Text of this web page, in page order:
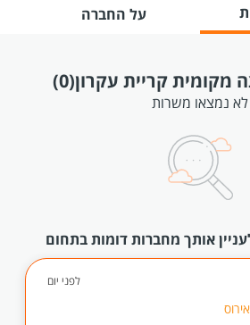
על החברה
מקומית קריית עקרון(0)
לא נמצאו משרות
אותך מחברות דומות בתחום
לפני יום